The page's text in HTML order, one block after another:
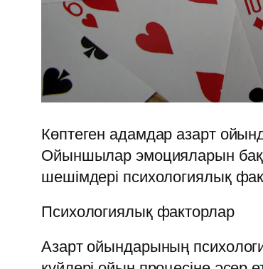
Көптеген адамдар азарт
Ойыншылар эмоцияларын
шешімдері психологиялық
Психологиялық факторлар
Азарт ойындарының